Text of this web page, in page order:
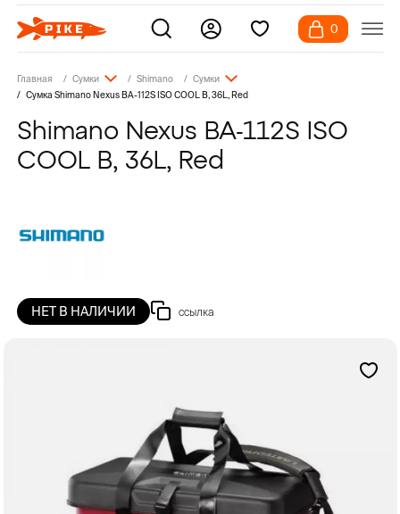
0
Главная Сумки Shimano
Сумки
Сумка Shimano Nexus BA-112S ISO COOL B, 36L, Red
Shimano Nexus BA-112S ISO
COOL B, 36L, Red
НЕТ В НАЛИЧИИ ссылка